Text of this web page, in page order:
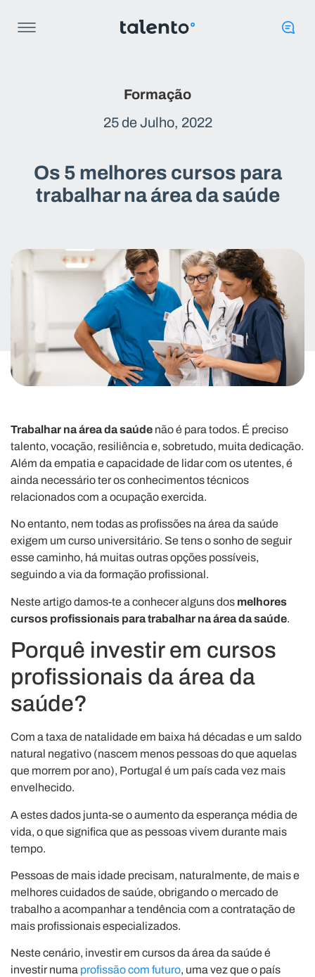
Formação
25 de Julho, 2022
Os 5 melhores cursos para
trabalhar na área da saúde
Trabalhar na área da saúde não é para todos. É preciso
talento, vocação, resiliência e, sobretudo, muita dedicação.
Além da empatia e capacidade de lidar com os utentes, é
ainda necessário ter os conhecimentos técnicos
relacionados com a ocupação exercida.
No entanto, nem todas as profissões na área da saúde
exigem um curso universitário. Se tens o sonho de seguir
esse caminho, há muitas outras opções possíveis,
seguindo a via da formação profissional.
Neste artigo damos-te a conhecer alguns dos melhores
cursos profissionais para trabalhar na área da saúde.
Porquê investir em cursos
profissionais da área da
saúde?
Com a taxa de natalidade em baixa há décadas e um saldo
natural negativo (nascem menos pessoas do que aquelas
que morrem por ano), Portugal é um país cada vez mais
envelhecido.
A estes dados junta-se o aumento da esperança média de
vida, o que significa que as pessoas vivem durante mais
tempo.
Pessoas de mais idade precisam, naturalmente, de mais e
melhores cuidados de saúde, obrigando o mercado de
trabalho a acompanhar a tendência com a contratação de
mais profissionais especializados.
Neste cenário, investir em cursos da área da saúde é
investir numa profissão com futuro, uma vez que o país